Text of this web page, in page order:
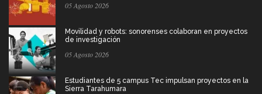
05 Agosto 2026
Movilidad y robots: sonorenses colaboran en proyectos
de investigación
05 Agosto 2026
Estudiantes de 5 campus Tec impulsan proyectos en la
Sierra Tarahumara